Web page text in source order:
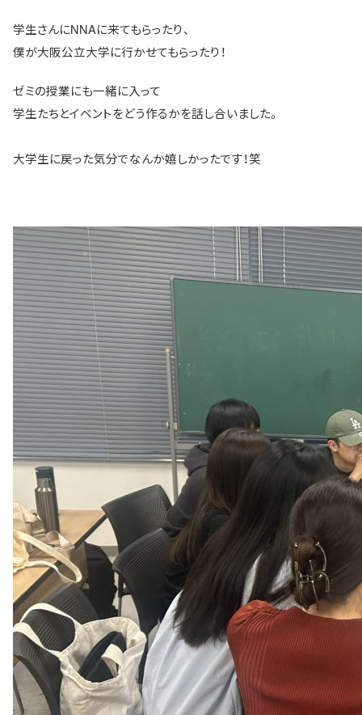
学生さんにNNAに来てもらったり、
僕が大阪公立大学に行かせてもらったり！
ゼミの授業にも一緒に入って
学生たちとイベントをどう作るかを話し合いました。
大学生に戻った気分でなんか嬉しかったです！笑